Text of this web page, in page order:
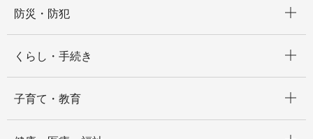
防災・防犯
くらし・手続き
子育て・教育